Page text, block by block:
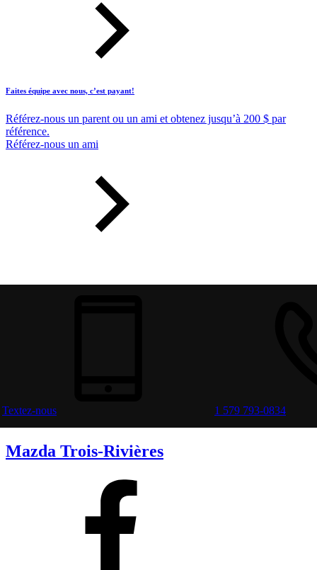
Faites équipe avec nous, c’est payant!
Référez-nous un parent ou un ami et obtenez jusqu’à 200 $ par
référence.
Référez-nous un ami
Textez-nous 1 579 793-0834
Mazda Trois-Rivières